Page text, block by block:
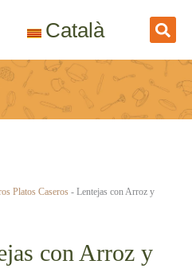
Català
Platos Caseros - Lentejas con Arroz y
con Arroz y